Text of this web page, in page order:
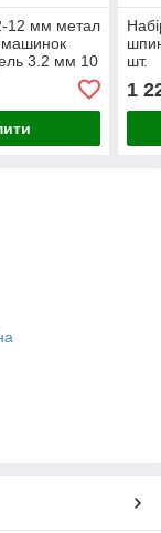
12 мм метал
3.2 мм 10
шт.
1